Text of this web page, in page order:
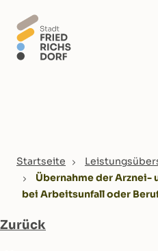
You are here:
Startseite
Übernahme der
bei Arbeitsunfall oder
Zurück